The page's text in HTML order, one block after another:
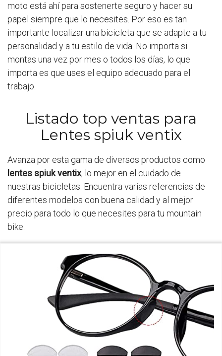
moto está ahí para sostenerte seguro y hacer su
papel siempre que lo necesites. Por eso es tan
importante localizar una bicicleta que se adapte a tu
personalidad y a tu estilo de vida. No importa si
montas una vez por mes o todos los días, lo que
importa es que uses el equipo adecuado para el
trabajo.
Listado top ventas para
Lentes spiuk ventix
Avanza por esta gama de diversos productos como
lentes spiuk ventix, lo mejor en el cuidado de
nuestras bicicletas. Encuentra varias referencias de
diferentes modelos con buena calidad y al mejor
precio para todo lo que necesites para tu mountain
bike.